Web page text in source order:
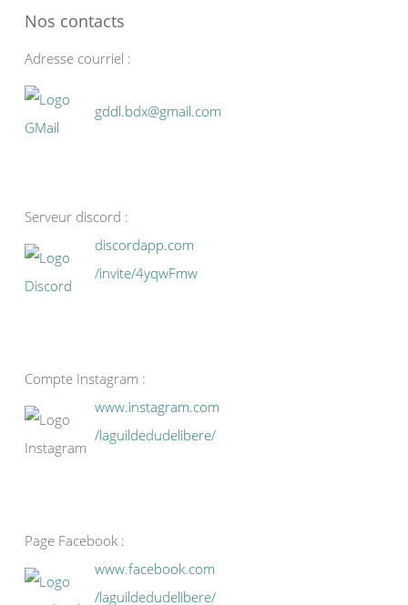
Nos contacts
Adresse courriel :
gddl.bdx@gmail.com
Serveur discord :
discordapp.com
/invite/4yqwFmw
Compte Instagram :
www.instagram.com
/laguildedudelibere/
Page Facebook :
www.facebook.com
/laguildedudelibere/